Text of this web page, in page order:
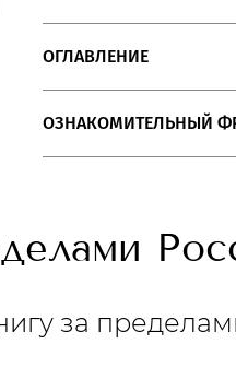
ОГЛАВЛЕНИЕ
ОЗНАКОМИТЕЛЬНЫЙ
за